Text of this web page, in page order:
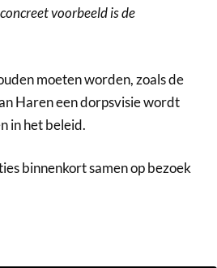
voorbeeld is de
moeten worden, zoals de
Haren een dorpsvisie wordt
in het beleid.
binnenkort samen op bezoek